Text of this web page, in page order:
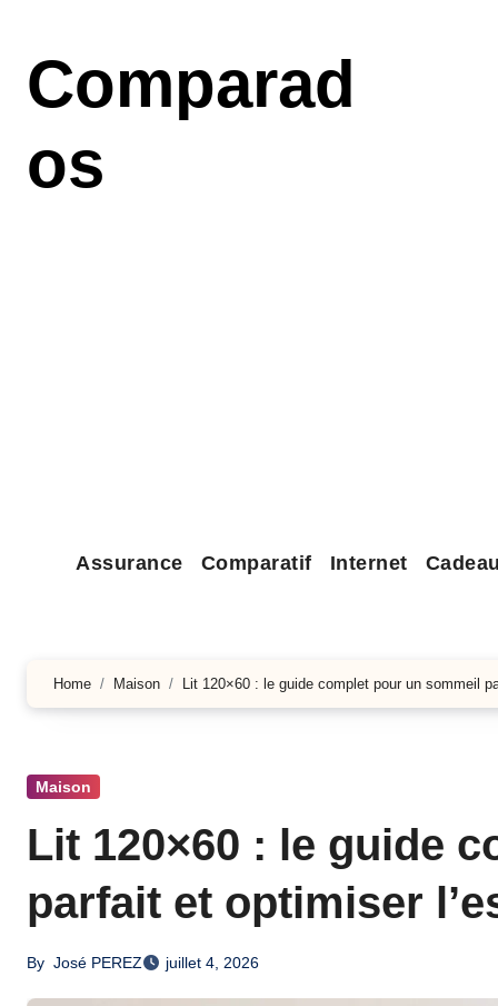
contenu
principal
Comparad
os
Assurance Comparatif Internet
Home Maison Lit 120×60 : le guide complet pour un sommeil
Maison
Lit 120×60 : le guide
parfait et optimiser
By José PEREZ juillet 4, 2026